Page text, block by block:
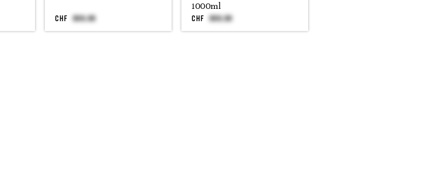
CHF
1000ml
CHF